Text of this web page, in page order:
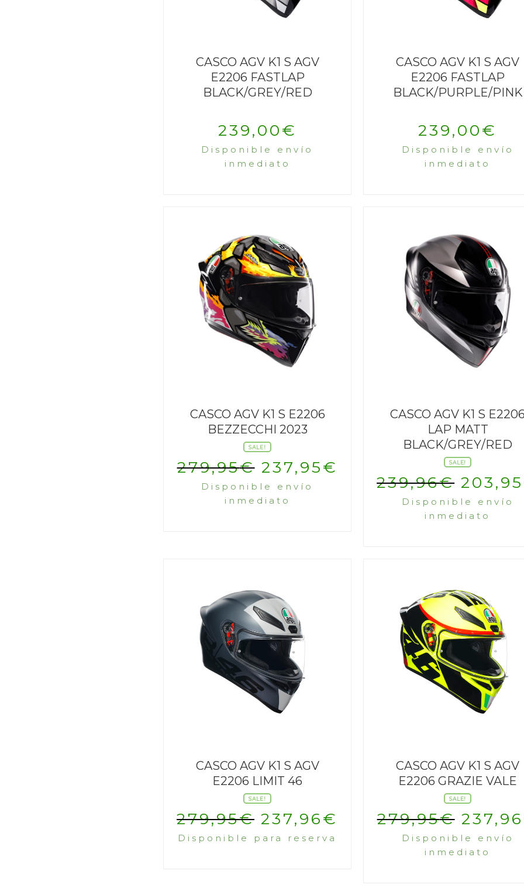
CASCO AGV K1 S AGV
E2206 FASTLAP
BLACK/GREY/RED
239,00€
Disponible envío
inmediato
CASCO AGV K1 S AGV
E2206 FASTLAP
BLACK/PURPLE/PINK
239,00€
Disponible envío
inmediato
CASCO AGV K1 S E2206
BEZZECCHI 2023
SALE!
279,95€ El
precio
237,95€
precio
Disponible envío
inmediato
CASCO AGV K1 S E2206
LAP MATT
BLACK/GREY/RED
SALE!
239,96€ El
precio
203,95
Disponible envío
inmediato
CASCO AGV K1 S AGV
E2206 LIMIT 46
SALE!
279,95€ El
precio
237,96€
Disponible para reserva
CASCO AGV K1 S AGV
E2206 GRAZIE VALE
SALE!
279,95€ El
precio
237,96
Disponible envío
inmediato